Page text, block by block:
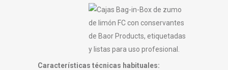
Características técnicas habituales: